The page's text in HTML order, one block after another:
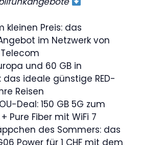
kleinen Preis: das
im Netzwerk von
und 60 GB in
das ideale günstige RED-
Reisen
Deal: 150 GB 5G zum
Pure Fiber mit WiFi 7
des Sommers: das
Power für 1 CHF mit dem